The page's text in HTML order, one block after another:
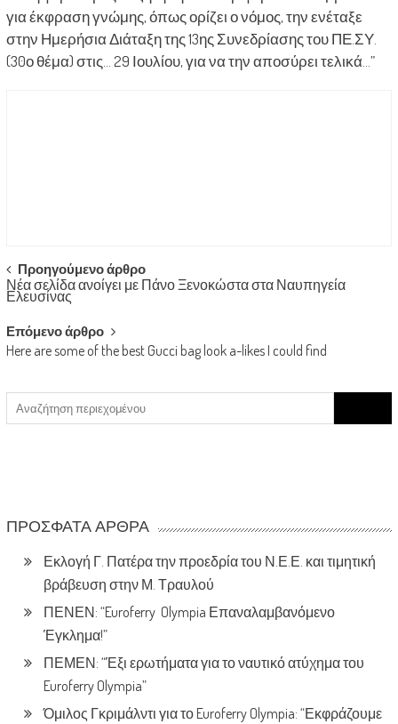
για έκφραση γνώμης, όπως ορίζει ο νόμος, την ενέταξε
στην Ημερήσια Διάταξη της 13ης Συνεδρίασης του ΠΕ.ΣΥ.
(30ο θέμα) στις… 29 Ιουλίου, για να την αποσύρει τελικά…”
Post
navigation
Προηγούμενο άρθρο
Νέα σελίδα ανοίγει με Πάνο Ξενοκώστα στα Ναυπηγεία
Ελευσίνας
Επόμενο άρθρο
Here are some of the best Gucci bag look a-likes I could find
for:
ΠΡΌΣΦΑΤΑ ΆΡΘΡΑ
Εκλογή Γ. Πατέρα την προεδρία του Ν.Ε.Ε. και τιμητική
βράβευση στην Μ. Τραυλού
ΠΕΝΕΝ: “Euroferry Olympia Επαναλαμβανόμενο
Έγκλημα!”
ΠΕΜΕΝ: “Έξι ερωτήματα για το ναυτικό ατύχημα του
Euroferry Olympia”
Όμιλος Γκριμάλντι για το Euroferry Olympia: “Εκφράζουμε